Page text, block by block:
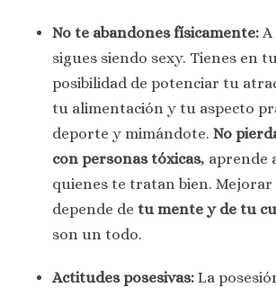
No te abandones físicamente:
sigues siendo sexy. Tienes en
posibilidad de potenciar tu
tu alimentación y tu aspecto
deporte y mimándote. No
con personas tóxicas, aprende
quienes te tratan bien.
depende de tu mente y de tu
son un todo.
Actitudes posesivas: La